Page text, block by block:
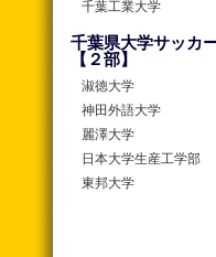
千葉工業大学
千葉県大学サッカ
【２部】
淑徳大学
神田外語大学
麗澤大学
日本大学生産工学部
東邦大学